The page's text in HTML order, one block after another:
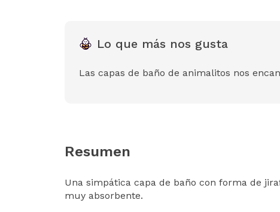
Lo que más nos gusta
Las capas de baño de animalitos nos
Resumen
Una simpática capa de baño con forma de
muy absorbente.